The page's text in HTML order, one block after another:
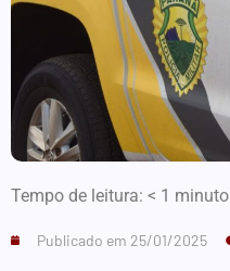
Tempo de leitura: < 1 minuto
Publicado em 25/01/2025